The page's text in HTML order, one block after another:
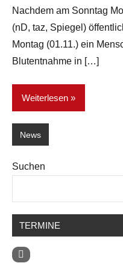
Nachdem am Sonntag
(nD, taz, Spiegel)
Montag (01.11.) ein
Blutentnahme in […]
Weiterlesen
News
Suchen
TERMINE